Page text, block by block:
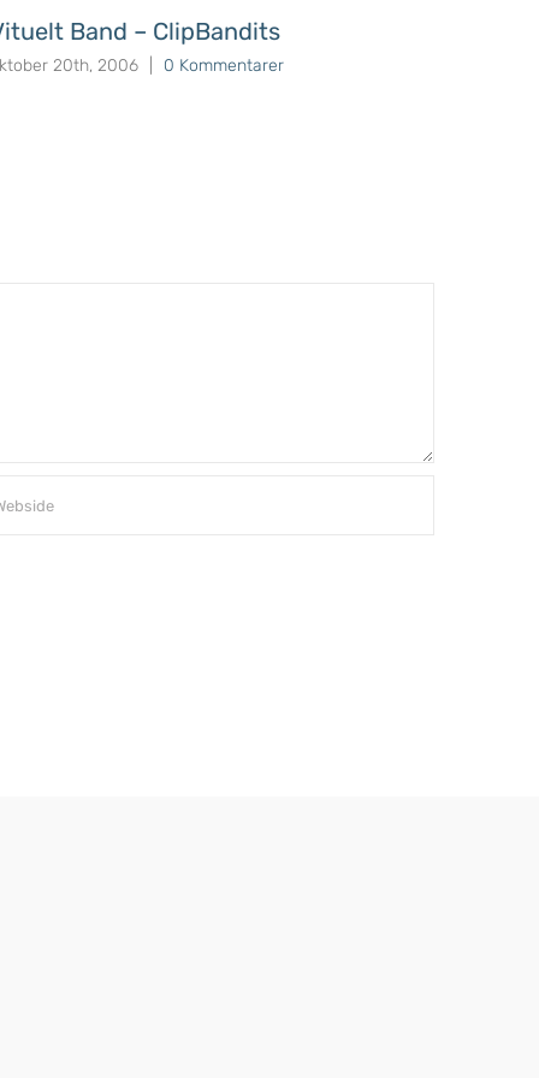
Band – ClipBandits
20th, 2006 0 Kommentarer